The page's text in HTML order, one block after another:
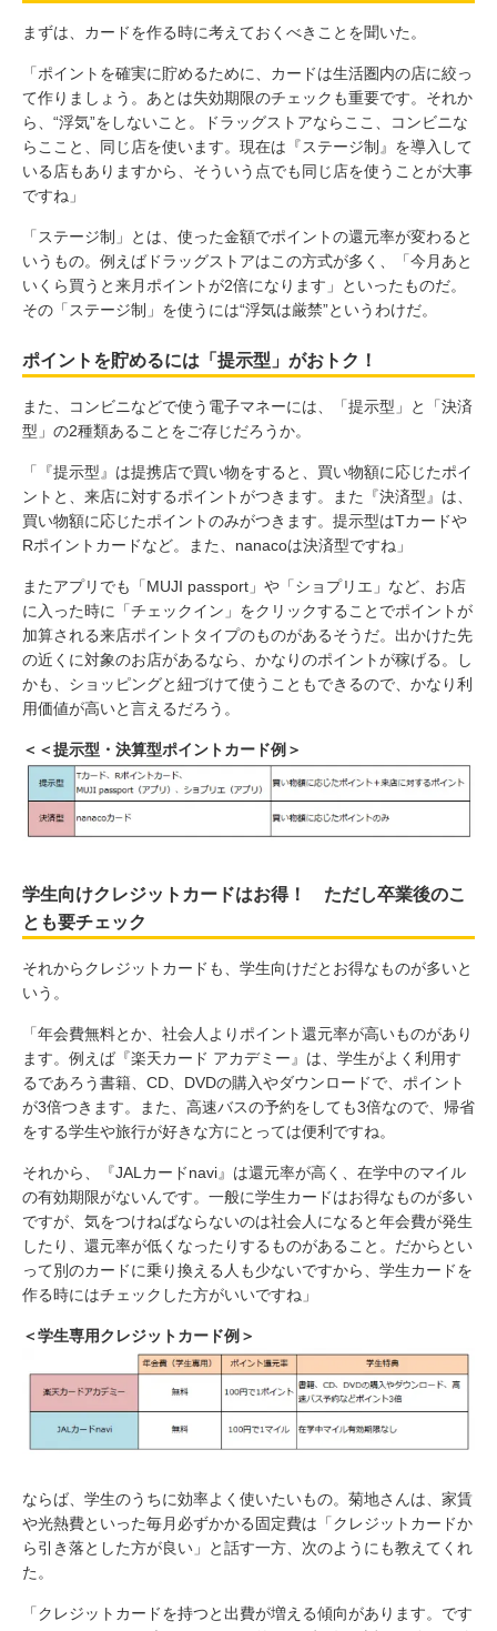
まずは、カードを作る時に考えておくべきことを聞いた。
「ポイントを確実に貯めるために、カードは生活圏内の店に絞っ
て作りましょう。あとは失効期限のチェックも重要です。それか
ら、“浮気”をしないこと。ドラッグストアならここ、コンビニな
らここと、同じ店を使います。現在は『ステージ制』を導入して
いる店もありますから、そういう点でも同じ店を使うことが大事
ですね」
「ステージ制」とは、使った金額でポイントの還元率が変わると
いうもの。例えばドラッグストアはこの方式が多く、「今月あと
いくら買うと来月ポイントが2倍になります」といったものだ。
その「ステージ制」を使うには“浮気は厳禁”というわけだ。
ポイントを貯めるには「提示型」がおトク！
また、コンビニなどで使う電子マネーには、「提示型」と「決済
型」の2種類あることをご存じだろうか。
「『提示型』は提携店で買い物をすると、買い物額に応じたポイ
ントと、来店に対するポイントがつきます。また『決済型』は、
買い物額に応じたポイントのみがつきます。提示型はTカードや
Rポイントカードなど。また、nanacoは決済型ですね」
またアプリでも「MUJI passport」や「ショプリエ」など、お店
に入った時に「チェックイン」をクリックすることでポイントが
加算される来店ポイントタイプのものがあるそうだ。出かけた先
の近くに対象のお店があるなら、かなりのポイントが稼げる。し
かも、ショッピングと紐づけて使うこともできるので、かなり利
用価値が高いと言えるだろう。
＜＜提示型・決算型ポイントカード例＞
学生向けクレジットカードはお得！ ただし卒業後のこ
とも要チェック
それからクレジットカードも、学生向けだとお得なものが多いと
いう。
「年会費無料とか、社会人よりポイント還元率が高いものがあり
ます。例えば『楽天カード アカデミー』は、学生がよく利用す
るであろう書籍、CD、DVDの購入やダウンロードで、ポイント
が3倍つきます。また、高速バスの予約をしても3倍なので、帰省
をする学生や旅行が好きな方にとっては便利ですね。
それから、『JALカードnavi』は還元率が高く、在学中のマイル
の有効期限がないんです。一般に学生カードはお得なものが多い
ですが、気をつけねばならないのは社会人になると年会費が発生
したり、還元率が低くなったりするものがあること。だからとい
って別のカードに乗り換える人も少ないですから、学生カードを
作る時にはチェックした方がいいですね」
＜学生専用クレジットカード例＞
ならば、学生のうちに効率よく使いたいもの。菊地さんは、家賃
や光熱費といった毎月必ずかかる固定費は「クレジットカードか
ら引き落とした方が良い」と話す一方、次のようにも教えてくれ
た。
「クレジットカードを持つと出費が増える傾向があります。です